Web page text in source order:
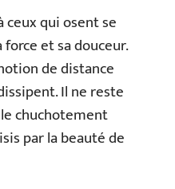
ceux qui osent se
et sa douceur.
de distance
Il ne reste
chuchotement
par la beauté de